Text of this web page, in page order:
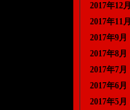
2017年12月
2017年11月
2017年9月
2017年8月
2017年7月
2017年6月
2017年5月